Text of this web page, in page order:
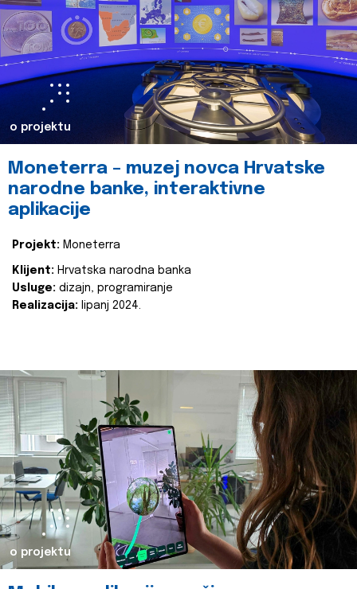
o projektu
Moneterra – muzej novca Hrvatske
narodne banke, interaktivne
aplikacije
Projekt: Moneterra
Klijent: Hrvatska narodna banka
Usluge: dizajn, programiranje
Realizacija: lipanj 2024.
o projektu